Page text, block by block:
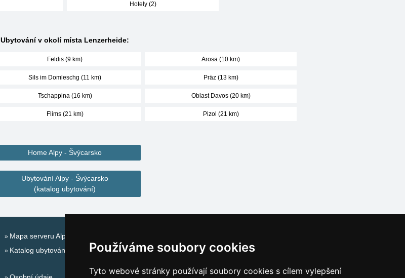
Používáme soubory cookies
Tyto webové stránky používají soubory cookies s cílem vylepšení
Hotely (2)
Ubytování v okolí místa Lenzerheide:
Feldis (9 km) Arosa (10 km)
Sils im Domleschg (11 km) Präz (13 km)
Tschappina (16 km) Oblast Davos (20 km)
Flims (21 km) Pizol (21 km)
Home Alpy - Švýcarsko
Ubytování Alpy - Švýcarsko
(katalog ubytování)
Mapa serveru Alpy - Švýcarsko
Katalog ubytování
České hory